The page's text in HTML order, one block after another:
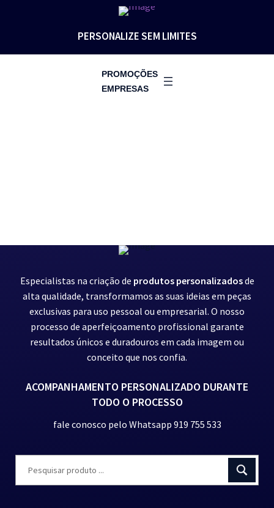
PERSONALIZE SEM LIMITES
PROMOÇÕES
EMPRESAS
Especialistas na criação de produtos personalizadosde
alta qualidade, transformamos as suas ideias em peças
exclusivas para uso pessoal ou empresarial. O nosso
processo de aperfeiçoamento profissional garante
resultados únicos e duradouros em cada imagem ou
conceito que nos confia.
ACOMPANHAMENTO PERSONALIZADO DURANTE
TODO O PROCESSO
fale conosco pelo Whatsapp 919 755 533